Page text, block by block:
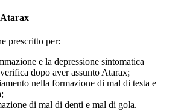
prescritto per:
e la depressione sintomatica
dopo aver assunto Atarax;
nella formazione di mal di testa e
di mal di denti e mal di gola.